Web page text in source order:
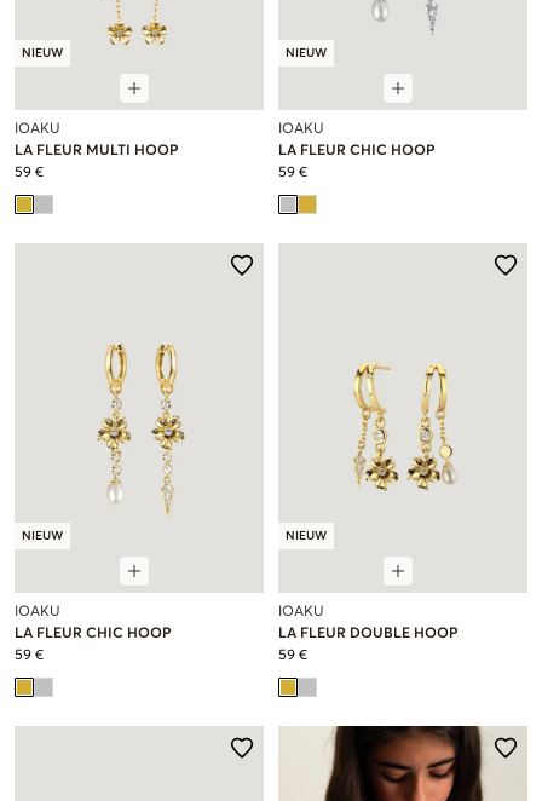
NIEUW
IOAKU
LA FLEUR MULTI HOOP
59 €
NIEUW
IOAKU
LA FLEUR CHIC HOOP
59 €
NIEUW
IOAKU
LA FLEUR CHIC HOOP
59 €
NIEUW
IOAKU
LA FLEUR DOUBLE HOOP
59 €